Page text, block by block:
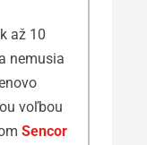
až 10
nemusia
voľbou
Sencor